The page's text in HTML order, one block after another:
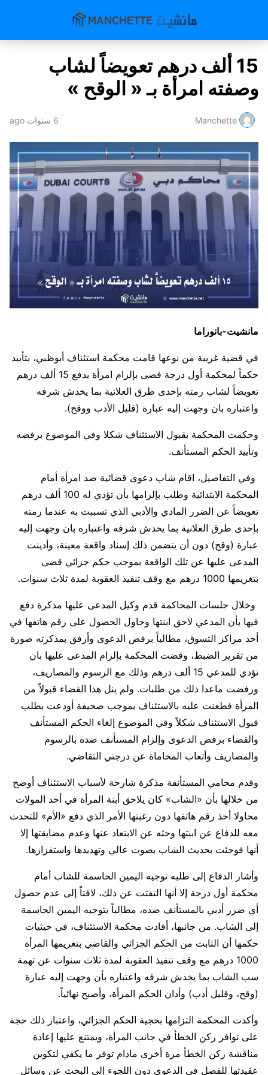
15 ألف درهم تعويضاً لشاب
وصفته امرأة بـ « الوقح »
Manchette 6 سنوات ago
مانشيت-بانوراما
في قضية غريبة من نوعها قامت محكمة استئناف أبوظبي، بتأييد
حكماً لمحكمة أول درجة قضى بإلزام امرأة بدفع 15 ألف درهم
تعويضاً لشاب رمته بإحدى طرق العلانية بما يخدش شرفه
واعتباره بان وجهت إليه عبارة (قليل الأدب ووقح).
وحكمت المحكمة بقبول الاستئناف شكلا وفي الموضوع برفضه
وتأييد الحكم المستأنف.
وفي التفاصيل، اقام شاب دعوى قضائية ضد امرأة أمام
المحكمة الابتدائية وطلب بإلزامها بأن تؤدي له 100 ألف درهم
تعويضاً عن الضرر المادي والأدبي الذي تسببت به عندما رمته
بإحدى طرق العلانية بما يخدش شرفه واعتباره بان وجهت إليه
عبارة (وقح) دون أن يتضمن ذلك إسناد واقعة معينة، وأدينت
المدعى عليها عن تلك الواقعة بموجب حكم جزائي قضى
بتغريمها 1000 درهم مع وقف تنفيذ العقوبة لمدة ثلاث سنوات.
وخلال جلسات المحاكمة قدم وكيل المدعى عليها مذكرة دفع
فيها بأن المدعي لاحق ابنتها وحاول الحصول على رقم هاتفها في
أحد مراكز التسوق، مطالباً برفض الدعوى وأرفق بمذكرته صورة
من تقرير الضبط، وقضت المحكمة بإلزام المدعى عليها بان
تؤدي للمدعي 15 ألف درهم وذلك مع الرسوم والمصاريف،
ورفضت ماعدا ذلك من طلبات. ولم ينل هذا القضاء قبولاً من
المرأة فطعنت عليه بالاستئناف بموجب صحيفة أودعت بطلب
قبول الاستئناف شكلاً وفي الموضوع إلغاء الحكم المستأنف
والقضاء برفض الدعوى وإلزام المستأنف ضده بالرسوم
والمصاريف وأتعاب المحاماة عن درجتي التقاضي.
وقدم محامي المستأنفة مذكرة شارحة لأسباب الاستئناف أوضح
من خلالها بأن «الشاب» كان يلاحق أبنة المرأة في أحد المولات
محاولا أخذ رقم هاتفها دون رغبتها الأمر الذي دفع «الأم» للتحدث
معه للدفاع عن ابنتها وحثه عن الابتعاد عنها وعدم مضايقتها إلا
أنها فوجئت بحديث الشاب بصوت عالي وتهديدها واستفزازها.
وأشار الدفاع إلى طلبه توجيه اليمين الحاسمة للشاب أمام
محكمة أول درجة إلا أنها التفتت عن ذلك، لافتاً إلى عدم حصول
أي ضرر أدبي بالمستأنف ضده، مطالباً بتوجيه اليمين الحاسمة
إلى الشاب. من جانبها، أفادت محكمة الاستئناف، في حيثيات
حكمها أن الثابت من الحكم الجزائي والقاضي بتغريمها المرأة
1000 درهم مع وقف تنفيذ العقوبة لمدة ثلاث سنوات عن تهمة
سب الشاب بما يخدش شرفه واعتباره بأن وجهت إليه عبارة
(وقح، وقليل أدب) وأدان الحكم المرأة، وأصبح نهائياً.
وأكدت المحكمة التزامها بحجية الحكم الجزائي، واعتبار ذلك حجة
على توافر ركن الخطأ في جانب المرأة، ويمتنع عليها إعادة
مناقشة ركن الخطأ مرة أخرى مادام توفر ما يكفي لتكوين
عقيدتها للفصل في الدعوى دون اللجوء إلى البحث عن وسائل